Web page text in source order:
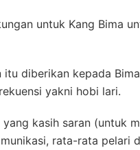
untuk Kang Bima
itu diberikan kepada
yakni hobi lari.
kasih saran (untuk
rata-rata pelari